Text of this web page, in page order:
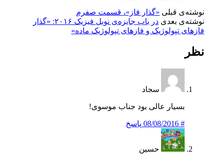
نوشته‌ی قبلی «گذار فاز»، قسمت صفرم
نوشته‌ی بعدی
در باب جایزه‌ی نوبل فیزیک ۲۰۱۶: «گذار
فازهای تپولوژیک و فازهای تپولوژیک ماده»
نظر
سجاد
بسیار عالی بود جناب موسوی!
#
08/08/2016 پاسخ
حسین